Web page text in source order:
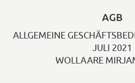
AGB
ALLGEMEINE
JULI 2021
WOLLAARE